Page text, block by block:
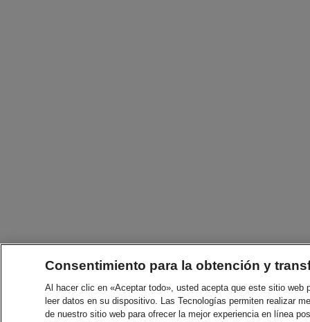
Consentimiento para la obtención y
Al hacer clic en «Aceptar todo», usted acepta que este sitio
leer datos en su dispositivo. Las Tecnologías permiten realizar
de nuestro sitio web para ofrecer la mejor experiencia en línea